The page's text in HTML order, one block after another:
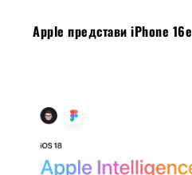
Apple представи iPhone 16e